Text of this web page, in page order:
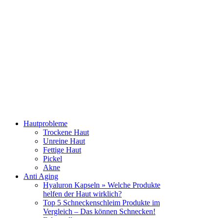
Hautprobleme
Trockene Haut
Unreine Haut
Fettige Haut
Pickel
Akne
Anti Aging
Hyaluron Kapseln » Welche Produkte
helfen der Haut wirklich?
Top 5 Schneckenschleim Produkte im
Vergleich – Das können Schnecken!